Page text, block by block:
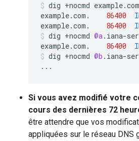
dig +nocmd example.com
example.com . 86400
example.com . 86400
dig +nocmd @a. iana-
example.com . 86400
dig +nocmd @b . iana-
...
Si vous avez modifié votre
cours des dernières 72
être attendre que vos
appliquées sur le réseau DNS